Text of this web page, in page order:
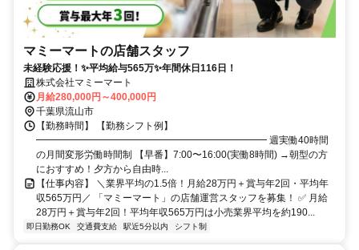
マミーマートの店舗スタッフ
未経験応援！✨平均給与565万✨年間休日116日！
株式会社マミーマート
月給280,000円～400,000円
千葉県流山市
【勤務時間】 【勤務シフト例】
━━━━━━━━━━━━━━━━━━━━━━━━ 週実働40時間
の月間変形労働時間制 【早番】7:00〜16:00(実働8時間) →朝型の方
におすすめ！夕方から自由時...
【仕事内容】 ＼業界平均の1.5倍！月給28万円＋賞与年2回・平均年
収565万円／ 「マミーマート」の店舗運営スタッフを募集！ ✅ 月給
28万円＋賞与年2回！平均年収565万円は小売業界平均を約190...
即日勤務OK 交通費支給 駅近5分以内 シフト制